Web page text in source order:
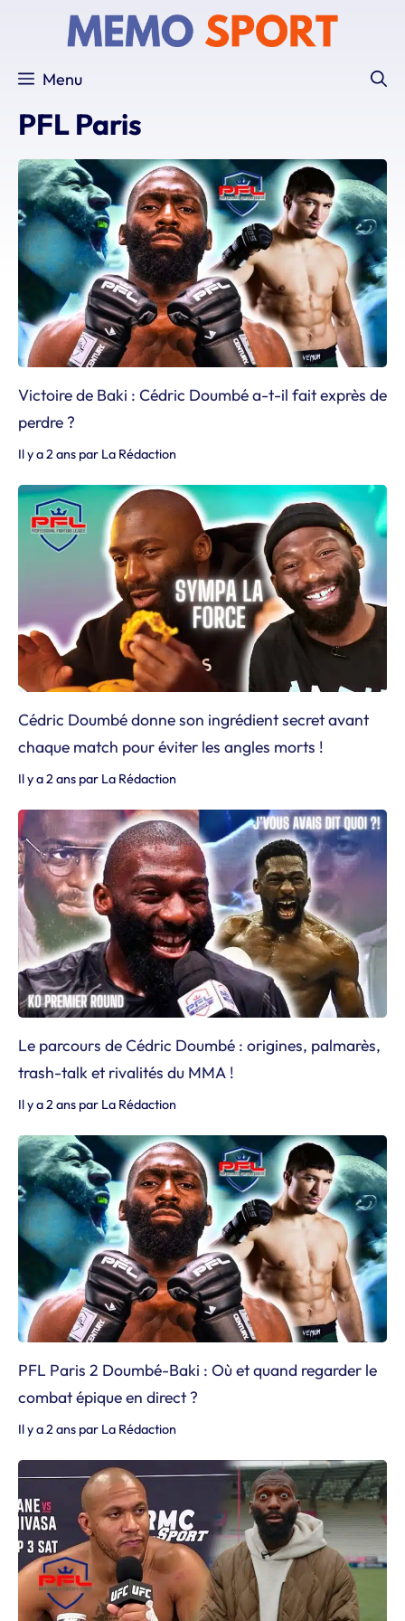
Menu
PFL Paris
Victoire de Baki : Cédric Doumbé a-t-il fait exprès de
perdre ?
Il y a 2 ans par La Rédaction
Cédric Doumbé donne son ingrédient secret avant
chaque match pour éviter les angles morts !
Il y a 2 ans par La Rédaction
Le parcours de Cédric Doumbé : origines, palmarès,
trash-talk et rivalités du MMA !
Il y a 2 ans par La Rédaction
PFL Paris 2 Doumbé-Baki : Où et quand regarder le
combat épique en direct ?
Il y a 2 ans par La Rédaction